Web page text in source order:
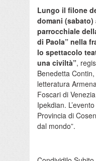
Lungo il filone
domani (sabato)
parrocchiale
di Paola” nella
lo spettacolo
una civiltà”,
Benedetta
letteratura
Foscari di
Ipekdian.
Provincia di
dal mondo”.